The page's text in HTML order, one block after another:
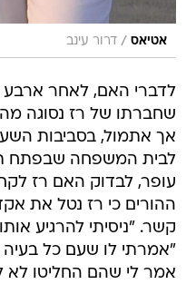
אטיאס / דרור עינב
לדברי האם, לאחר ארבע
שחברתו של רז נסוגה
לבית המשפחה שבפתח
עופר, לבדוק האם רז
ההורים כי רז נטל את
קשר. "ניסיתי להרגיע
"אמרתי לו שעם כל בעיה
אמר לי שהם החליטו לא